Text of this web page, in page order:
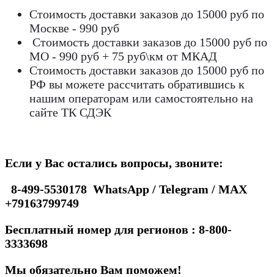
Стоимость доставки заказов до 15000 руб по
Москве - 990 руб
Стоимость доставки заказов до 15000 руб по
МО - 990 руб + 75 руб\км от МКАД
Стоимость доставки заказов до 15000 руб по
РФ вы можете рассчитать обратившись к
нашим операторам или самостоятельно на
сайте ТК СДЭК
Если у Вас остались вопросы, звоните:
8-499-5530178 WhatsApp / Telegram / MAX
+79163799749
Бесплатный номер для регионов : 8-800-
3333698
Мы обязательно Вам поможем!